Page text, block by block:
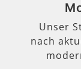
Unser
nach